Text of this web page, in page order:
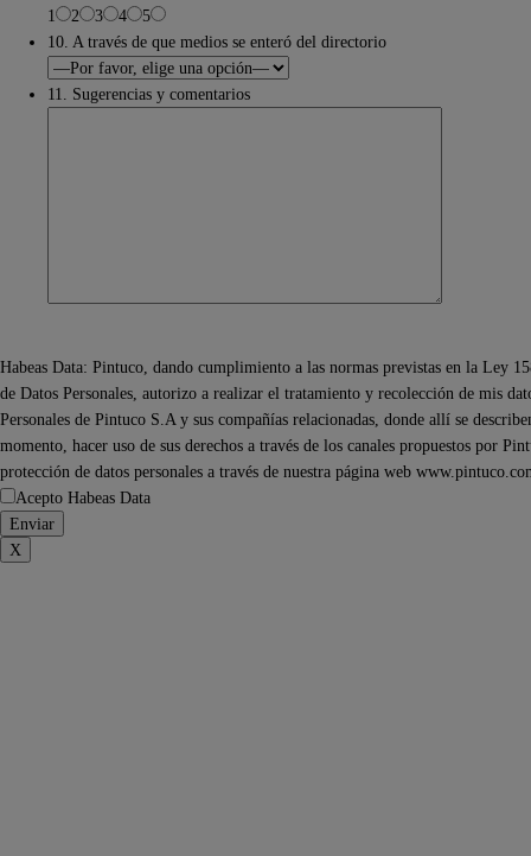
1
2 3 4
5
10. A través de que medios se enteró del directorio
11. Sugerencias y comentarios
Habeas Data: Pintuco, dando cumplimiento a las normas previstas en la Ley
de Datos Personales, autorizo a realizar el tratamiento y recolección de mis
Personales de Pintuco S.A y sus compañías relacionadas, donde allí se
momento, hacer uso de sus derechos a través de los canales propuestos por
protección de datos personales a través de nuestra página web
Acepto Habeas Data
X